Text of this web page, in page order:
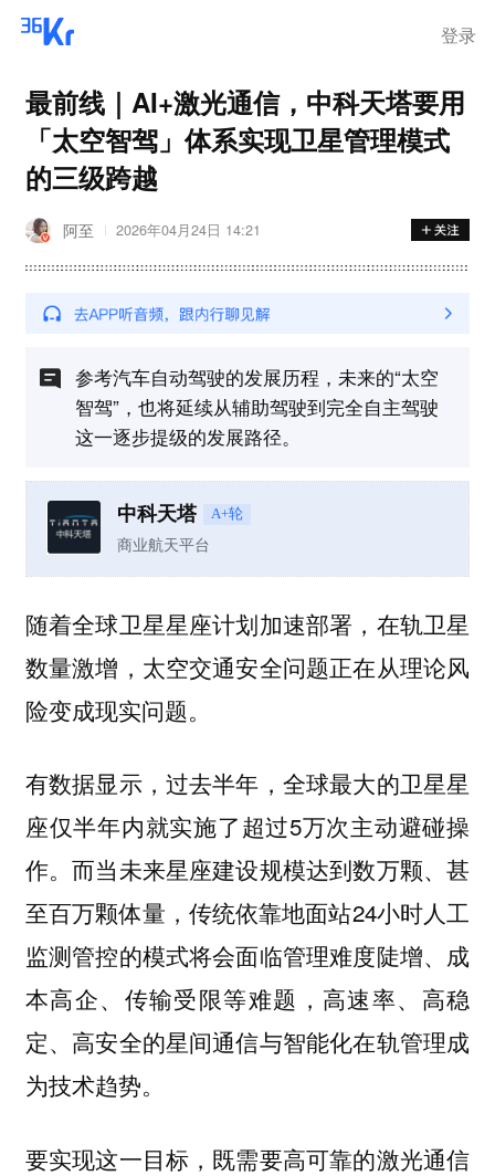
登录
最前线｜AI+激光通信，中科天塔要用
「太空智驾」体系实现卫星管理模式
的三级跨越
阿至 2026年04月24日 14:21
参考汽车自动驾驶的发展历程，未来的“太空
智驾”，也将延续从辅助驾驶到完全自主驾驶
这一逐步提级的发展路径。
中科天塔 A+轮
商业航天平台
随着全球卫星星座计划加速部署，在轨卫星
数量激增，太空交通安全问题正在从理论风
险变成现实问题。
有数据显示，过去半年，全球最大的卫星星
座仅半年内就实施了超过5万次主动避碰操
作。而当未来星座建设规模达到数万颗、甚
至百万颗体量，传统依靠地面站24小时人工
监测管控的模式将会面临管理难度陡增、成
本高企、传输受限等难题，高速率、高稳
定、高安全的星间通信与智能化在轨管理成
为技术趋势。
要实现这一目标，既需要高可靠的激光通信